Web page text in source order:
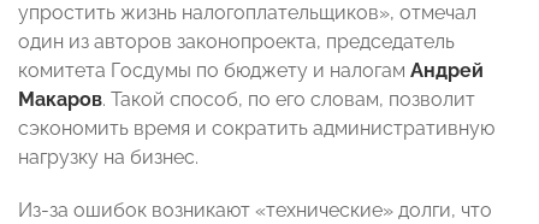
упростить жизнь налогоплательщиков», отмечал
один из авторов законопроекта, председатель
комитета Госдумы по бюджету и налогам Андрей
Макаров. Такой способ, по его словам, позволит
сэкономить время и сократить административную
нагрузку на бизнес.
Из-за ошибок возникают «технические» долги, что